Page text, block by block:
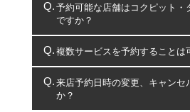
予約可能な店舗はコクピット・
ですか？
コクピット・タイヤ館のみとな
複数サービスを予約することは
複数サービスのご予約は可能で
一部の商品・サービスの組み合わせ
来店予約日時の変更、キャンセ
か？